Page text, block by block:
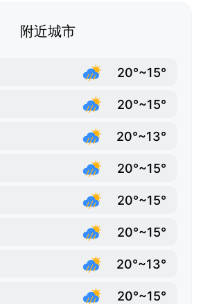
附近城市
20°~15°
20°~15°
20°~13°
20°~15°
20°~15°
20°~15°
20°~13°
20°~15°